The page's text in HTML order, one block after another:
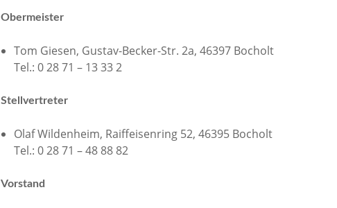
Obermeister
Tom Giesen, Gustav-Becker-Str. 2a, 46397 Bocholt
Tel.: 0 28 71 – 13 33 2
Stellvertreter
Olaf Wildenheim, Raiffeisenring 52, 46395 Bocholt
Tel.: 0 28 71 – 48 88 82
Vorstand